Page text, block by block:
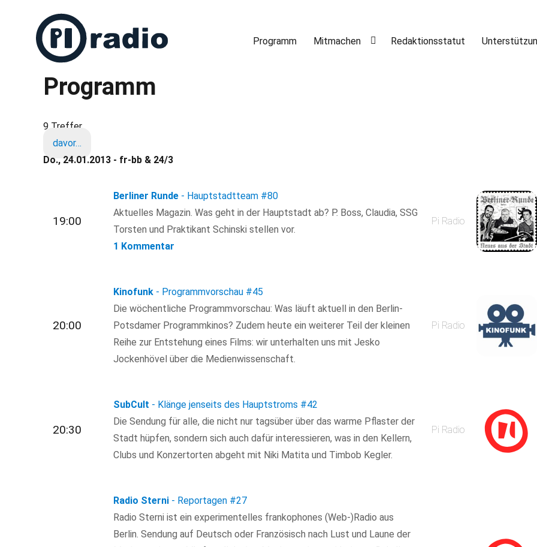
Freies Radio in Berlin
Programm Mitmachen Redaktionsstatut
Programm
9 Treffer
davor…
Do., 24.01.2013 - fr-bb & 24/3
19:00
Berliner Runde - Hauptstadtteam #80
Aktuelles Magazin. Was geht in der Hauptstadt ab? P. Boss, Claudia, SSG
Torsten und Praktikant Schinski stellen vor.
1 Kommentar
Pi Radio
20:00
Kinofunk - Programmvorschau #45
Die wöchentliche Programmvorschau: Was läuft aktuell in den Berlin-
Potsdamer Programmkinos? Zudem heute ein weiterer Teil der kleinen
Reihe zur Entstehung eines Films: wir unterhalten uns mit Jesko
Jockenhövel über die Medienwissenschaft.
Pi Radio
20:30
SubCult - Klänge jenseits des Hauptstroms #42
Die Sendung für alle, die nicht nur tagsüber über das warme Pflaster der
Stadt hüpfen, sondern sich auch dafür interessieren, was in den Kellern,
Clubs und Konzertorten abgeht mit Niki Matita und Timbob Kegler.
Pi Radio
Radio Sterni - Reportagen #27
Radio Sterni ist ein experimentelles frankophones (Web-)Radio aus
Berlin. Sendung auf Deutsch oder Französisch nach Lust und Laune der